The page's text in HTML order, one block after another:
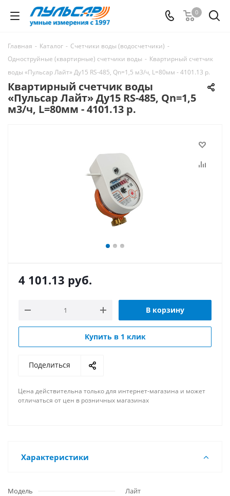
0
Главная - Каталог - Счетчики воды (водосчетчики) -
Одноструйные (квартирные) счетчики воды - Квартирный счетчик
воды «Пульсар Лайт» Ду15 RS-485, Qn=1,5 м3/ч, L=80мм - 4101.13 р.
Квартирный счетчик воды
«Пульсар Лайт» Ду15 RS-485, Qn=1,5
м3/ч, L=80мм - 4101.13 р.
4 101.13 руб.
В корзину
Купить в 1 клик
Поделиться
Цена действительна только для интернет-магазина и может
отличаться от цен в розничных магазинах
Характеристики
Модель
Лайт